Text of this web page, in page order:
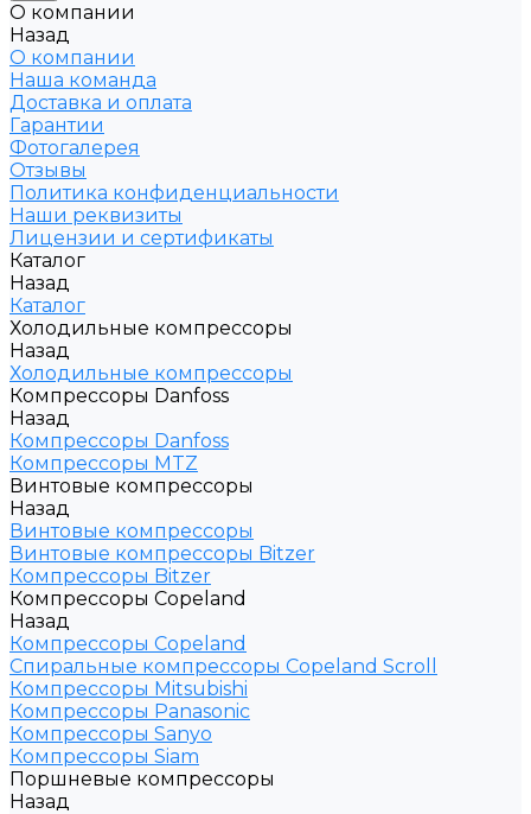
О компании
Назад
О компании
Наша команда
Доставка и оплата
Гарантии
Фотогалерея
Отзывы
Политика конфиденциальности
Наши реквизиты
Лицензии и сертификаты
Каталог
Назад
Каталог
Холодильные компрессоры
Назад
Холодильные компрессоры
Компрессоры Danfoss
Назад
Компрессоры Danfoss
Компрессоры MTZ
Винтовые компрессоры
Назад
Винтовые компрессоры
Винтовые компрессоры Bitzer
Компрессоры Bitzer
Компрессоры Copeland
Назад
Компрессоры Copeland
Спиральные компрессоры Copeland Scroll
Компрессоры Mitsubishi
Компрессоры Panasonic
Компрессоры Sanyo
Компрессоры Siam
Поршневые компрессоры
Назад